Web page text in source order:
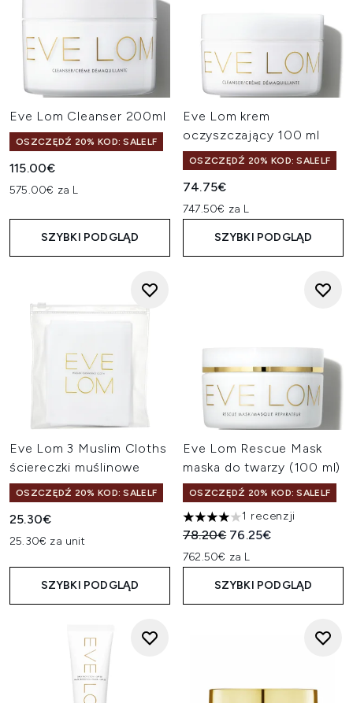
Eve Lom Cleanser 200ml
OSZCZĘDŹ 20% KOD: SALELF
115.00€
575.00€ za L
SZYBKI PODGLĄD
Eve Lom krem
oczyszczający 100 ml
OSZCZĘDŹ 20% KOD: SALELF
74.75€
747.50€ za L
SZYBKI PODGLĄD
Eve Lom 3 Muslim Cloths
ściereczki muślinowe
OSZCZĘDŹ 20% KOD: SALELF
25.30€
25.30€ za unit
SZYBKI PODGLĄD
Eve Lom Rescue Mask
maska do twarzy (100 ml)
OSZCZĘDŹ 20% KOD: SALELF
4 gwiazdek na maksymalnie 5
1 recenzji
Sugerowana cena
78.20€ Aktualna cena:
76.25€
762.50€ za L
SZYBKI PODGLĄD